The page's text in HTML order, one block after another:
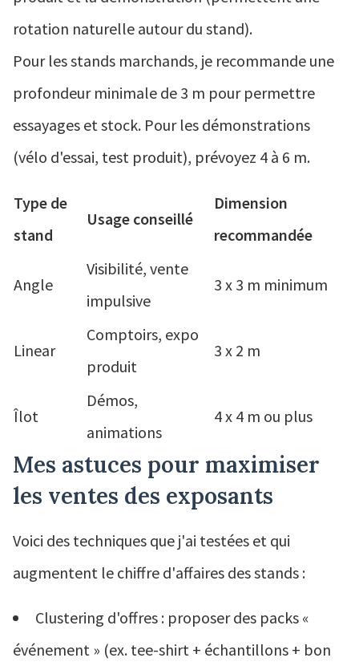
rotation naturelle autour du stand).
Pour les stands marchands, je recommande une
profondeur minimale de 3 m pour permettre
essayages et stock. Pour les démonstrations
(vélo d'essai, test produit), prévoyez 4 à 6 m.
Type de
stand
Usage conseillé
Dimension
recommandée
Angle
Visibilité, vente
impulsive
3 x 3 m minimum
Linear
Comptoirs, expo
produit
3 x 2 m
Îlot
Démos,
animations
4 x 4 m ou plus
Mes astuces pour maximiser
les ventes des exposants
Voici des techniques que j'ai testées et qui
augmentent le chiffre d'affaires des stands :
Clustering d'offres : proposer des packs «
événement » (ex. tee-shirt + échantillons + bon